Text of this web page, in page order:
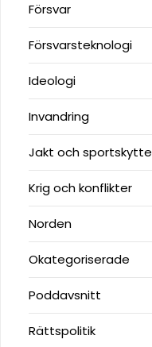
Försvar
Försvarsteknologi
Ideologi
Invandring
Jakt och sportskytte
Krig och konflikter
Norden
Okategoriserade
Poddavsnitt
Rättspolitik